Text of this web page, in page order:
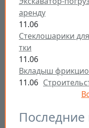
аренду
11.06
Стеклошарики
тки
11.06
Вкладыш
11.06
Последние